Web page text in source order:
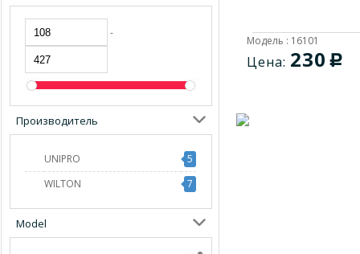
-
Производитель
UNIPRO
5
WILTON
7
Model
Цена: 230 c
Модель : 16101